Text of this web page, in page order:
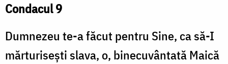
Condacul 9
Dumnezeu te-a făcut pentru Sine, ca să-I
mărturisești slava, o, binecuvântată Maică